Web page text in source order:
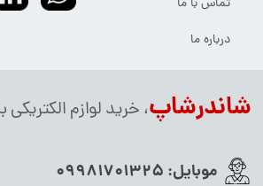
شاندرشاپ، خرید لوازم
موبایل: 09981701325
تماس با ما
درباره ما